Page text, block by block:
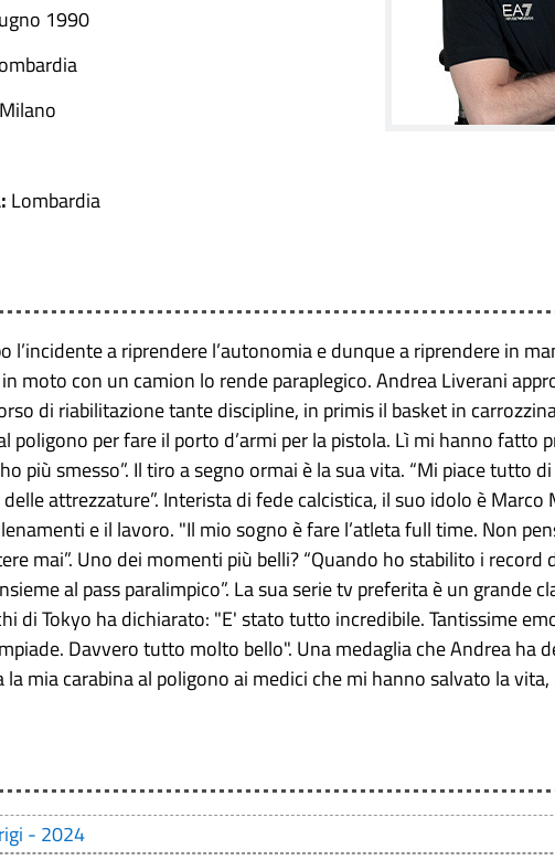
1990
Milano
Lombardia
l’incidente a riprendere l’autonomia e dunque a riprendere in
moto con un camion lo rende paraplegico. Andrea Liverani
di riabilitazione tante discipline, in primis il basket in
poligono per fare il porto d’armi per la pistola. Lì mi hanno fatto
più smesso”. Il tiro a segno ormai è la sua vita. “Mi piace tutto
delle attrezzature”. Interista di fede calcistica, il suo idolo è Marco
e il lavoro. "Il mio sogno è fare l’atleta full time. Non
mai”. Uno dei momenti più belli? “Quando ho stabilito i
al pass paralimpico”. La sua serie tv preferita è un grande
di Tokyo ha dichiarato: "E' stato tutto incredibile. Tantissime
Davvero tutto molto bello". Una medaglia che Andrea ha
mia carabina al poligono ai medici che mi hanno salvato la
- 2024